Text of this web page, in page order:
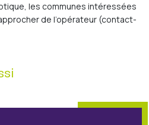
les communes intéressées
de l’opérateur (contact-